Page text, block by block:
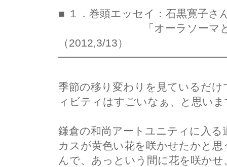
■ １．巻頭エッセイ：石黒寛子さ
「オーラソーマとクリ
（2012,3/13）
季節の移り変わりを見ているだ
ィビティはすごいなぁ、と思いま
鎌倉の和尚アートユニティに入
カスが黄色い花を咲かせたかと
んで、あっという間に花を咲か